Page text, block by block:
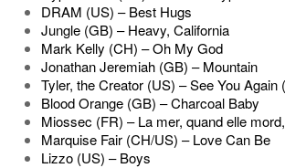
DRAM (US) – Best Hugs
Jungle (GB) – Heavy, California
Mark Kelly (CH) – Oh My God
Jonathan Jeremiah (GB) – Mountain
Tyler, the Creator (US) – See You Again
Blood Orange (GB) – Charcoal Baby
Miossec (FR) – La mer, quand elle
Marquise Fair (CH/US) – Love Can Be
Lizzo (US) – Boys